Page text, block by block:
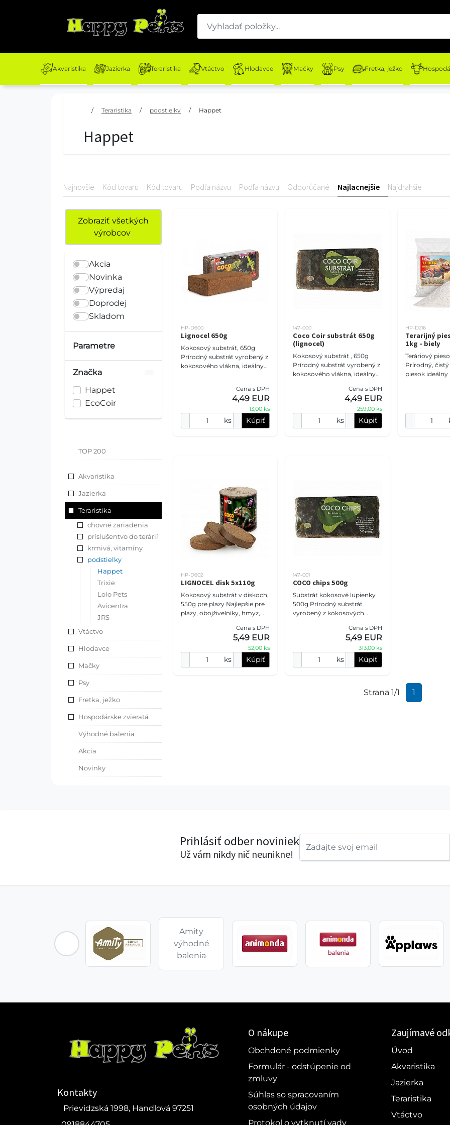
Akvaristika Jazierka Teraristika Vtáctvo Hlodavce Mačky Psy Fretka, ježko
/ Teraristika / podstielky / Happet
Happet
Najnovšie Kód tovaru Kód tovaru Podľa názvu Podľa názvu Odporúčané Najlacnejšie Najdrahšie
Zobraziť všetkých
výrobcov
Akcia
Novinka
Výpredaj
Doprodej
Skladom
Parametre
Značka
Happet
EcoCoir
TOP 200
Akvaristika
Jazierka
Teraristika
chovné zariadenia
príslušentvo do terárií
krmivá, vitamíny
podstielky
Happet
Trixie
Lolo Pets
Avicentra
JRS
Vtáctvo
Hlodavce
Mačky
Psy
Fretka, ježko
Hospodárske zvieratá
Výhodné balenia
Akcia
Novinky
HP-D600
Lignocel 650g
Kokosový substrát, 650g
Prírodný substrát vyrobený z
kokosového vlákna, ideálny
Umožňuje dlhodobé
Cena s DPH
4,49 EUR
13,00 ks
ks Kúpiť
147-000
Coco Coir substrát 650g
(lignocel)
Kokosový substrát , 650g
Prírodný substrát vyrobený z
kokosového vlákna, ideálny
črepníkové rastliny.
Umožňuje dlhodobé
Cena s DPH
4,49 EUR
259,00 ks
ks Kúpiť
HP-D216
Terarijný
1kg - biely
Teráriový
Prírodný,
piesok ideálny
Môže byť
primárny
HP-D602
LIGNOCEL disk 5x110g
Kokosový substrát v diskoch,
550g pre plazy Najlepšie pre
plazy, obojživelníky, hmyz,
rastliny, 100% prírodné, mleté
Cena s DPH
5,49 EUR
52,00 ks
ks Kúpiť
147-001
COCO chips 500g
Substrát kokosové lupienky
500g Prírodný substrát
vyrobený z kokosových
plazy, obojživelníky, hmyz,
pavúkovce a tropické rast
Cena s DPH
5,49 EUR
313,00 ks
ks Kúpiť
Strana 1/1 1
Prihlásiť odber noviniek
Už vám nikdy nič neunikne!
Amity
výhodné
balenia
Kontakty
Prievidzská 1998, Handlová 97251
O nákupe
Obchdoné podmienky
Formulár - odstúpenie od
zmluvy
Súhlas so spracovaním
osobných údajov
Protokol o vytknutí vady
Zaujímavé
Úvod
Akvaristika
Jazierka
Teraristika
Vtáctvo